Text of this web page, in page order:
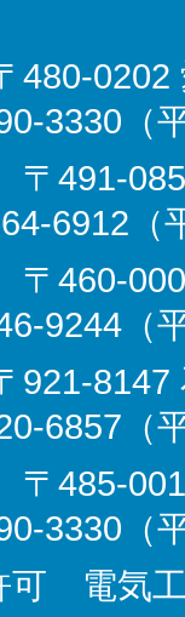
0202
3330（
491-
6912（
9244（
8147
6857（
485-
3330（
可 電気